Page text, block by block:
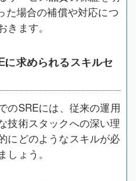
た場合の補償や対応につ
ます。
求められるスキルセ
のSREには、従来の運用
技術スタックへの深い理
にどのようなスキルが必
ょう。